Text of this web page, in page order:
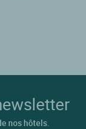
nos hôtels.